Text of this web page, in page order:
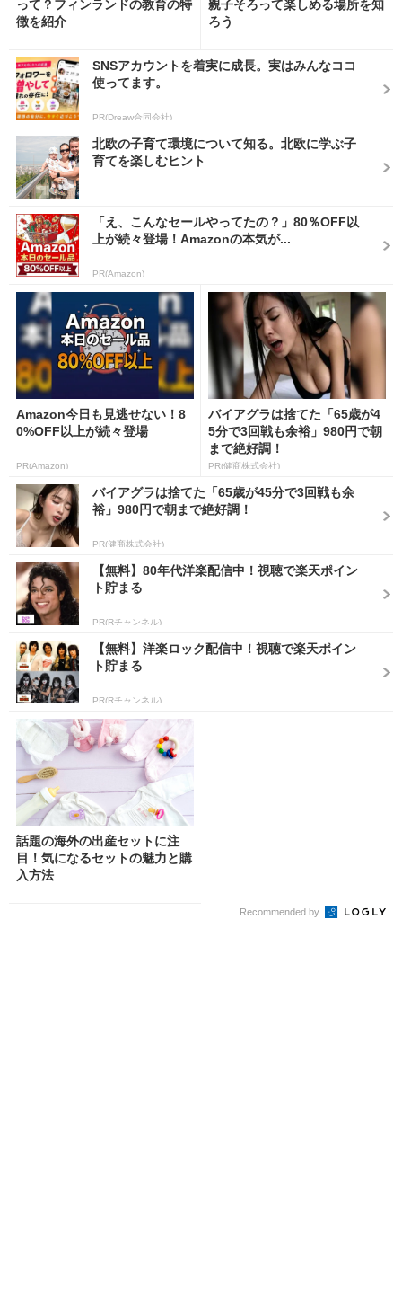
って？フィンランドの教育の特
徴を紹介
親子そろって楽しめる場所を知
ろう
SNSアカウントを着実に成長。実はみんなココ
使ってます。
PR(Dreaw合同会社)
北欧の子育て環境について知る。北欧に学ぶ子
育てを楽しむヒント
「え、こんなセールやってたの？」80％OFF以
上が続々登場！Amazonの本気が...
PR(Amazon)
Amazon今日も見逃せない！8
0%OFF以上が続々登場
PR(Amazon)
バイアグラは捨てた「65歳が4
5分で3回戦も余裕」980円で朝
まで絶好調！
PR(健商株式会社)
バイアグラは捨てた「65歳が45分で3回戦も余
裕」980円で朝まで絶好調！
PR(健商株式会社)
【無料】80年代洋楽配信中！視聴で楽天ポイン
ト貯まる
PR(Rチャンネル)
【無料】洋楽ロック配信中！視聴で楽天ポイン
ト貯まる
PR(Rチャンネル)
話題の海外の出産セットに注
目！気になるセットの魅力と購
入方法
Recommended by